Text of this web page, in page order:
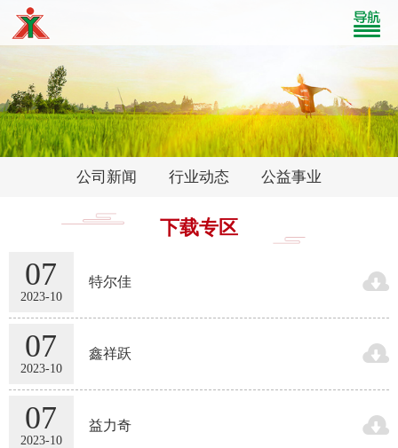
公司新闻 行业动态 公益事业
下载专区
07
2023-10
特尔佳 
07
2023-10
鑫祥跃 
07
2023-10
益力奇 